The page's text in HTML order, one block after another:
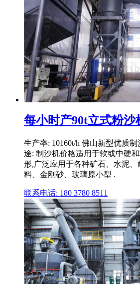
每小时产90t立式粉沙
生产率: 10160t/h 佛山新型优质
途: 制沙机价格适用于软或中硬
形,广泛应用于各种矿石、水泥
料、金刚砂、玻璃原小型 .
联系电话: 180 3780 8511